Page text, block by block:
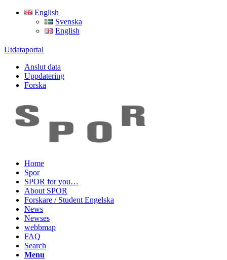
English
Svenska
English
Utdataportal
Anslut data
Uppdatering
Forska
Home
Spor
SPOR for you…
About SPOR
Forskare / Student Engelska
News
Newses
webbmap
FAQ
Search
Menu